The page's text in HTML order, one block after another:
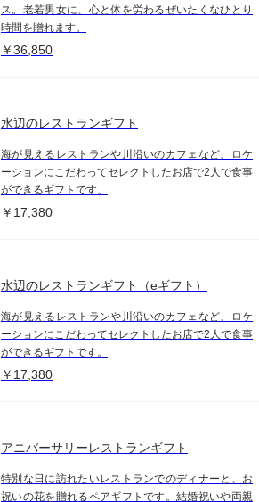
ス。老若男女に、心と体を労わるぜいたくなひとり
時間を贈れます。
￥36,850
水辺のレストランギフト
海が見えるレストランや川沿いのカフェなど、ロケ
ーションにこだわってセレクトしたお店で2人で食事
ができるギフトです。
￥17,380
水辺のレストランギフト（eギフト）
海が見えるレストランや川沿いのカフェなど、ロケ
ーションにこだわってセレクトしたお店で2人で食事
ができるギフトです。
￥17,380
アニバーサリーレストランギフト
特別な日に訪れたいレストランでのディナーと、お
祝いの花を贈れるペアギフトです。結婚祝いや両親